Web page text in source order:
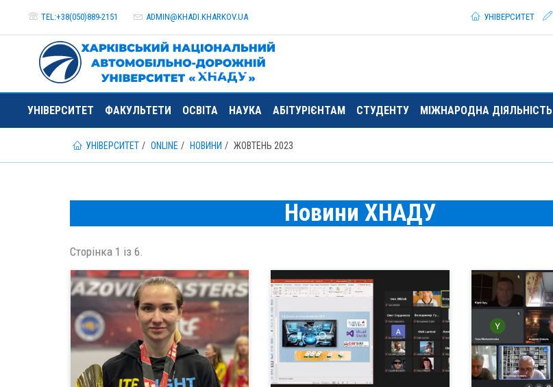
TEL:+38(050)889-2151 ADMIN@KHADI.KHARKOV.UA
УНІВЕРСИТЕТ
УНІВЕРСИТЕТ ФАКУЛЬТЕТИ ОСВІТА НАУКА АБІТУРІЄНТАМ СТУДЕНТУ МІЖНАРОДНА ДІЯЛЬНІСТЬ
УНІВЕРСИТЕТ ONLINE НОВИНИ ЖОВТЕНЬ 2023
Новини ХНАДУ
Сторінка 1 із 6.